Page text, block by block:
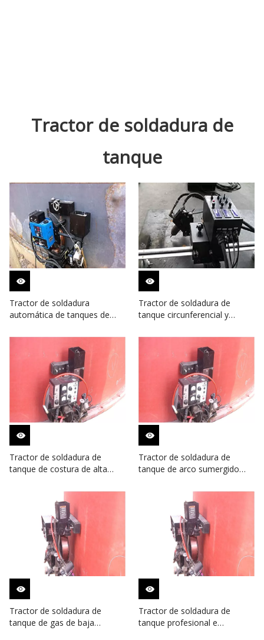
Tractor de soldadura de
tanque
Tractor de soldadura
automática de tanques de
construcción de tanques de
Tractor de soldadura de
tanque circunferencial y
crudo
Tractor de soldadura de
tanque de costura de alta
Tractor de soldadura de
tanque de arco sumergido
almacenamiento de acero
Tractor de soldadura de
tanque de gas de baja
Tractor de soldadura de
tanque profesional e